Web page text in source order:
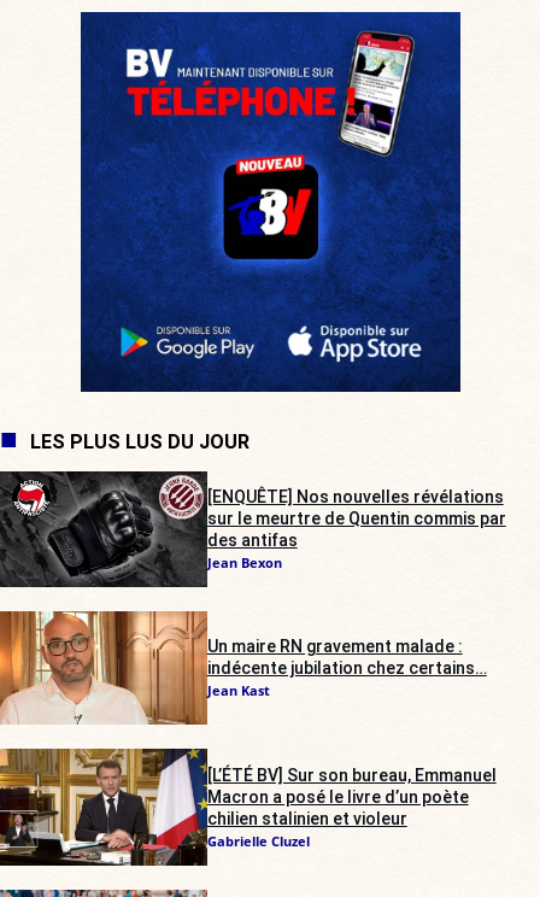
LES PLUS LUS DU JOUR
[ENQUÊTE] Nos nouvelles révélations
sur le meurtre de Quentin commis par
des antifas
Jean Bexon
Un maire RN gravement malade :
indécente jubilation chez certains…
Jean Kast
[L’ÉTÉ BV] Sur son bureau, Emmanuel
Macron a posé le livre d’un poète
chilien stalinien et violeur
Gabrielle Cluzel